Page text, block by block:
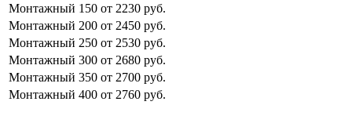
Монтажный 150 от 2230 руб.
Монтажный 200 от 2450 руб.
Монтажный 250 от 2530 руб.
Монтажный 300 от 2680 руб.
Монтажный 350 от 2700 руб.
Монтажный 400 от 2760 руб.